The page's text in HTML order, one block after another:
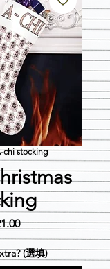
chi stocking
價
格
(選填)